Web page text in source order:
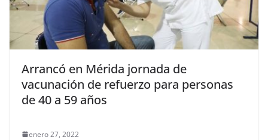
Arrancó en Mérida jornada de
vacunación de refuerzo para personas
de 40 a 59 años
enero 27, 2022